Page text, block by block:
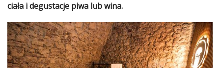
Kobiece
Wnętrza
Fitness
ciała i degustacje piwa lub wina.